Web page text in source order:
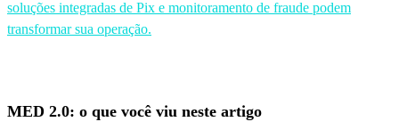
soluções integradas de Pix e monitoramento de fraude podem
transformar sua operação.
MED 2.0: o que você viu neste artigo